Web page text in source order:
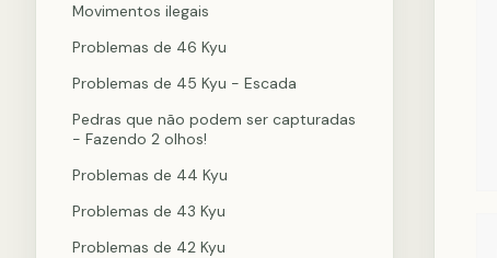
Movimentos ilegais
Problemas de 46 Kyu
Problemas de 45 Kyu - Escada
Pedras que não podem ser capturadas
- Fazendo 2 olhos!
Problemas de 44 Kyu
Problemas de 43 Kyu
Problemas de 42 Kyu